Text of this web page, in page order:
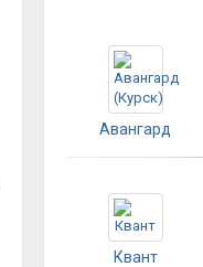
Авангард
Квант